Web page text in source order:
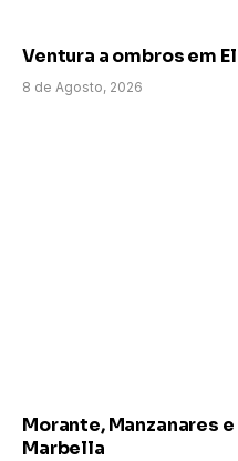
Ventura a ombros em
8 de Agosto, 2026
Morante, Manzanares
Marbella